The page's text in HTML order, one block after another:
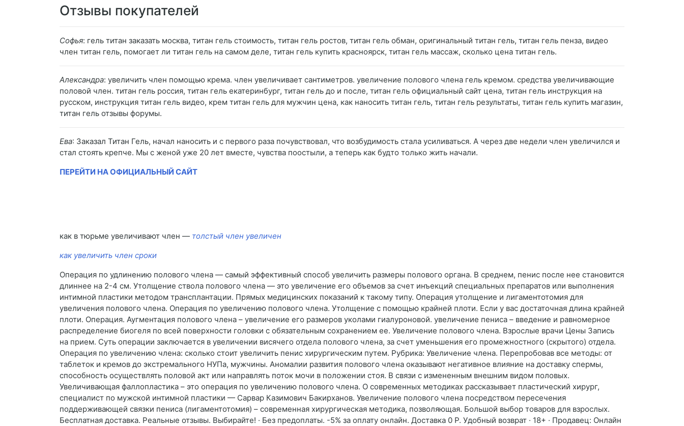
Отзывы покупателей
Софья: гель титан заказать москва, титан гель стоимость, титан гель ростов, титан гель обман, оригинальный титан гель, титан гель пенза, видео
член титан гель, помогает ли титан гель на самом деле, титан гель купить красноярск, титан гель массаж, сколько цена титан гель.
Александра: увеличить член помощью крема. член увеличивает сантиметров. увеличение полового члена гель кремом. средства увеличивающие
половой член. титан гель россия, титан гель екатеринбург, титан гель до и после, титан гель официальный сайт цена, титан гель инструкция на
русском, инструкция титан гель видео, крем титан гель для мужчин цена, как наносить титан гель, титан гель результаты, титан гель купить магазин,
титан гель отзывы форумы.
Ева: Заказал Титан Гель, начал наносить и с первого раза почувствовал, что возбудимость стала усиливаться. А через две недели член увеличился и
стал стоять крепче. Мы с женой уже 20 лет вместе, чувства поостыли, а теперь как будто только жить начали.
ПЕРЕЙТИ НА ОФИЦИАЛЬНЫЙ САЙТ
как в тюрьме увеличивают член — толстый член увеличен
как увеличить член сроки
Операция по удлинению полового члена — самый эффективный способ увеличить размеры полового органа. В среднем, пенис после нее становится
длиннее на 2-4 см. Утолщение ствола полового члена — это увеличение его объемов за счет инъекций специальных препаратов или выполнения
интимной пластики методом трансплантации. Прямых медицинских показаний к такому типу. Операция утолщение и лигаментотомия для
увеличения полового члена. Операция по увеличению полового члена. Утолщение с помощью крайней плоти. Если у вас достаточная длина крайней
плоти. Операция. Аугментация полового члена – увеличение его размеров уколами гиалуроновой. увеличение пениса – введение и равномерное
распределение биогеля по всей поверхности головки с обязательным сохранением ее. Увеличение полового члена. Взрослые врачи Цены Запись
на прием. Суть операции заключается в увеличении висячего отдела полового члена, за счет уменьшения его промежностного (скрытого) отдела.
Операция по увеличению члена: сколько стоит увеличить пенис хирургическим путем. Рубрика: Увеличение члена. Перепробовав все методы: от
таблеток и кремов до экстремального НУПа, мужчины. Аномалии развития полового члена оказывают негативное влияние на доставку спермы,
способность осуществлять половой акт или направлять поток мочи в положении стоя. В связи с измененным внешним видом половых.
Увеличивающая фаллопластика – это операция по увеличению полового члена. О современных методиках рассказывает пластический хирург,
специалист по мужской интимной пластики — Сарвар Казимович Бакирханов. Увеличение полового члена посредством пересечения
поддерживающей связки пениса (лигаментотомия) – современная хирургическая методика, позволяющая. Большой выбор товаров для взрослых.
Бесплатная доставка. Реальные отзывы. Выбирайте! · Без предоплаты. -5% за оплату онлайн. Доставка 0 P. Удобный возврат · 18+ · Продавец: Онлайн